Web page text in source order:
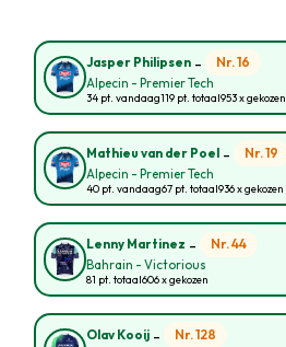
Jasper Philipsen - Nr. 16
Alpecin - Premier Tech
34 pt. vandaag119 pt. totaal953 x gekozen
Mathieu van der Poel - Nr. 19
Alpecin - Premier Tech
40 pt. vandaag67 pt. totaal936 x gekozen
Lenny Martinez - Nr. 44
Bahrain - Victorious
81 pt. totaal606 x gekozen
Olav Kooij - Nr. 128